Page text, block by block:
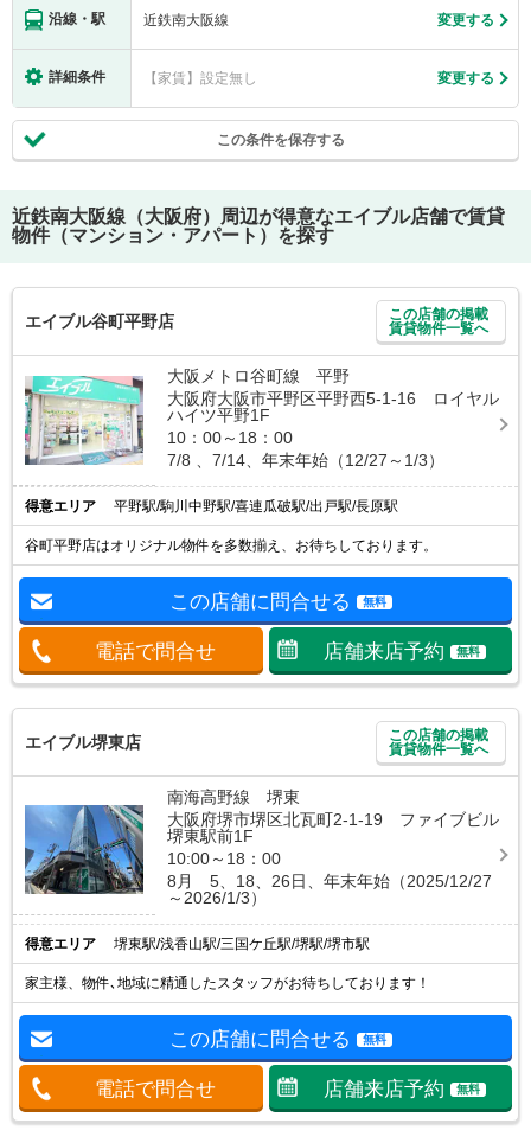
沿線・駅 近鉄南大阪線 変更する
詳細条件 【家賃】設定無し 変更する
この条件を保存する
近鉄南大阪線（大阪府）
周辺が得意なエイブル店舗で賃貸
物件（マンション・アパート）を探す
エイブル谷町平野店
この店舗の掲載
賃貸物件一覧へ
大阪メトロ谷町線 平野
大阪府大阪市平野区平野西5-1-16 ロイヤル
ハイツ平野1F
10：00～18：00
7/8 、7/14、年末年始（12/27～1/3）
得意エリア 平野駅/駒川中野駅/喜連瓜破駅/出戸駅/長原駅
谷町平野店はオリジナル物件を多数揃え、お待ちしております。
この店舗に問合せる 無料
電話で問合せ 店舗来店予約 無料
エイブル堺東店
この店舗の掲載
賃貸物件一覧へ
南海高野線 堺東
大阪府堺市堺区北瓦町2-1-19 ファイブビル
堺東駅前1F
10:00～18：00
8月 5、18、26日、年末年始（2025/12/27
～2026/1/3）
得意エリア 堺東駅/浅香山駅/三国ケ丘駅/堺駅/堺市駅
家主様、物件､地域に精通したスタッフがお待ちしております！
この店舗に問合せる 無料
電話で問合せ 店舗来店予約 無料